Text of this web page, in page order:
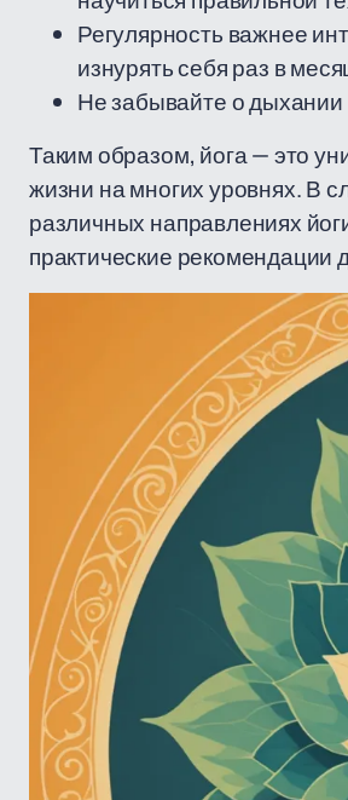
Регулярность важнее
изнурять себя раз в
Не забывайте о дыхании
Таким образом, йога — это
жизни на многих уровнях. В
различных направлениях
практические